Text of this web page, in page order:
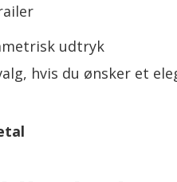
udtryk
hvis du ønsker et